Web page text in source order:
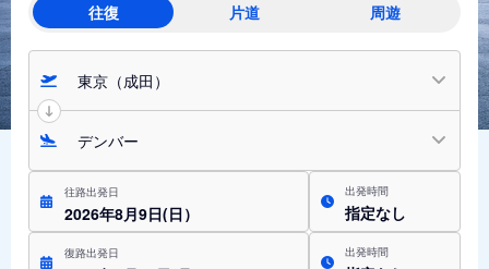
往復 片道 周遊
東京（成田）
デンバー
往路出発日
2026年8月9日(日）
出発時間
指定なし
復路出発日 出発時間